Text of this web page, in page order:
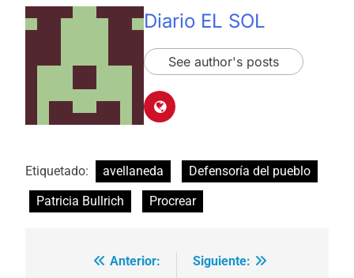
Diario EL SOL
See author's posts
Etiquetado: avellaneda
Defensoría del pueblo
Patricia Bullrich
Procrear
Navegación
Anterior:
Siguiente: